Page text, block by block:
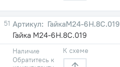
51
ГайкаМ24-6Н.8С.019
Гайка М24-6Н.8С.019
Наличие
Обратитесь к
К схеме